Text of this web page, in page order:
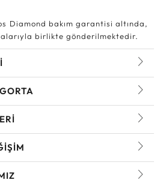
Diamond bakım garantisi altında,
birlikte gönderilmektedir.